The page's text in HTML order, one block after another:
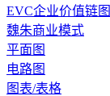
EVC企业价值链图
魏朱商业模式
平面图
电路图
图表/表格